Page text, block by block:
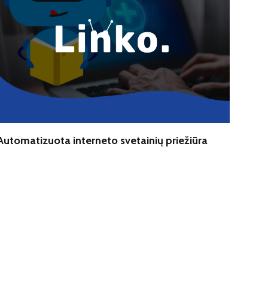
interneto svetainių priežiūra